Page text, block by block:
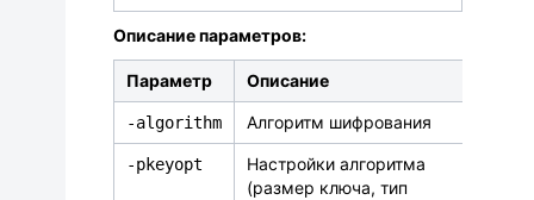
Описание параметров:
Параметр Описание
‑algorithm Алгоритм шифрования
-pkeyopt
Настройки алгоритма
(размер ключа, тип